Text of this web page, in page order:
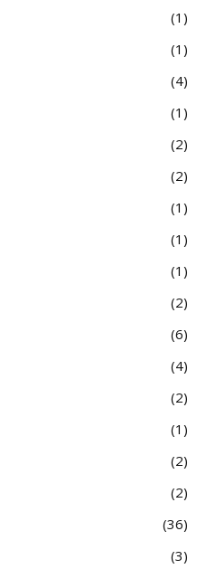
1
1
4
1
2
2
1
1
1
2
6
4
2
1
2
2
36
3